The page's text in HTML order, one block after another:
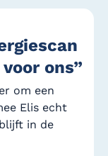
ons”
om een
Elis echt
in de